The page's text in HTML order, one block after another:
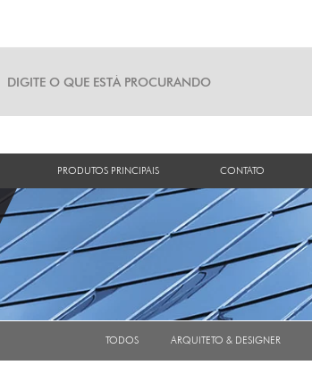
PRODUTOS PRINCIPAIS CONTATO
TODOS ARQUITETO & DESIGNER